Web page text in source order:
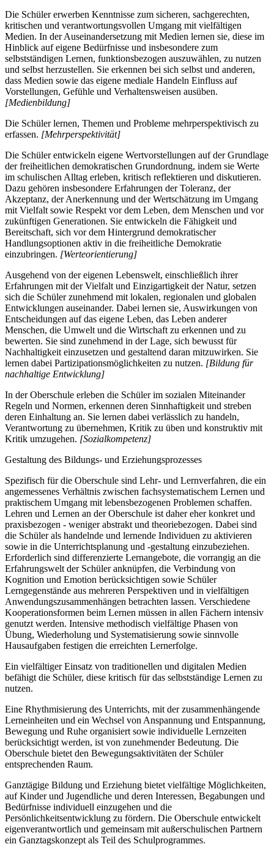
Die Schüler erwerben Kenntnisse zum sicheren, sachgerechten,
kritischen und verantwortungsvollen Umgang mit vielfältigen
Medien. In der Auseinandersetzung mit Medien lernen sie, diese im
Hinblick auf eigene Bedürfnisse und insbesondere zum
selbstständigen Lernen, funktionsbezogen auszuwählen, zu nutzen
und selbst herzustellen. Sie erkennen bei sich selbst und anderen,
dass Medien sowie das eigene mediale Handeln Einfluss auf
Vorstellungen, Gefühle und Verhaltensweisen ausüben.
[Medienbildung]
Die Schüler lernen, Themen und Probleme mehrperspektivisch zu
erfassen. [Mehrperspektivität]
Die Schüler entwickeln eigene Wertvorstellungen auf der Grundlage
der freiheitlichen demokratischen Grundordnung, indem sie Werte
im schulischen Alltag erleben, kritisch reflektieren und diskutieren.
Dazu gehören insbesondere Erfahrungen der Toleranz, der
Akzeptanz, der Anerkennung und der Wertschätzung im Umgang
mit Vielfalt sowie Respekt vor dem Leben, dem Menschen und vor
zukünftigen Generationen. Sie entwickeln die Fähigkeit und
Bereitschaft, sich vor dem Hintergrund demokratischer
Handlungsoptionen aktiv in die freiheitliche Demokratie
einzubringen. [Werteorientierung]
Ausgehend von der eigenen Lebenswelt, einschließlich ihrer
Erfahrungen mit der Vielfalt und Einzigartigkeit der Natur, setzen
sich die Schüler zunehmend mit lokalen, regionalen und globalen
Entwicklungen auseinander. Dabei lernen sie, Auswirkungen von
Entscheidungen auf das eigene Leben, das Leben anderer
Menschen, die Umwelt und die Wirtschaft zu erkennen und zu
bewerten. Sie sind zunehmend in der Lage, sich bewusst für
Nachhaltigkeit einzusetzen und gestaltend daran mitzuwirken. Sie
lernen dabei Partizipationsmöglichkeiten zu nutzen. [Bildung für
nachhaltige Entwicklung]
In der Oberschule erleben die Schüler im sozialen Miteinander
Regeln und Normen, erkennen deren Sinnhaftigkeit und streben
deren Einhaltung an. Sie lernen dabei verlässlich zu handeln,
Verantwortung zu übernehmen, Kritik zu üben und konstruktiv mit
Kritik umzugehen. [Sozialkompetenz]
Gestaltung des Bildungs- und Erziehungsprozesses
Spezifisch für die Oberschule sind Lehr- und Lernverfahren, die ein
angemessenes Verhältnis zwischen fachsystematischem Lernen und
praktischem Umgang mit lebensbezogenen Problemen schaffen.
Lehren und Lernen an der Oberschule ist daher eher konkret und
praxisbezogen - weniger abstrakt und theoriebezogen. Dabei sind
die Schüler als handelnde und lernende Individuen zu aktivieren
sowie in die Unterrichtsplanung und -gestaltung einzubeziehen.
Erforderlich sind differenzierte Lernangebote, die vorrangig an die
Erfahrungswelt der Schüler anknüpfen, die Verbindung von
Kognition und Emotion berücksichtigen sowie Schüler
Lerngegenstände aus mehreren Perspektiven und in vielfältigen
Anwendungszusammenhängen betrachten lassen. Verschiedene
Kooperationsformen beim Lernen müssen in allen Fächern intensiv
genutzt werden. Intensive methodisch vielfältige Phasen von
Übung, Wiederholung und Systematisierung sowie sinnvolle
Hausaufgaben festigen die erreichten Lernerfolge.
Ein vielfältiger Einsatz von traditionellen und digitalen Medien
befähigt die Schüler, diese kritisch für das selbstständige Lernen zu
nutzen.
Eine Rhythmisierung des Unterrichts, mit der zusammenhängende
Lerneinheiten und ein Wechsel von Anspannung und Entspannung,
Bewegung und Ruhe organisiert sowie individuelle Lernzeiten
berücksichtigt werden, ist von zunehmender Bedeutung. Die
Oberschule bietet den Bewegungsaktivitäten der Schüler
entsprechenden Raum.
Ganztägige Bildung und Erziehung bietet vielfältige Möglichkeiten,
auf Kinder und Jugendliche und deren Interessen, Begabungen und
Bedürfnisse individuell einzugehen und die
Persönlichkeitsentwicklung zu fördern. Die Oberschule entwickelt
eigenverantwortlich und gemeinsam mit außerschulischen Partnern
ein Ganztagskonzept als Teil des Schulprogrammes.